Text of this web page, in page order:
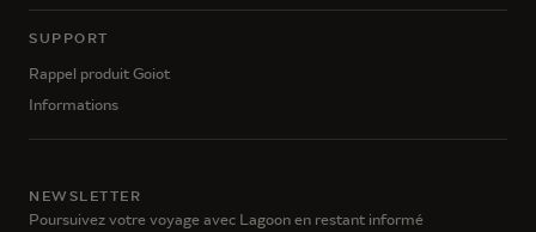
SUPPORT
Rappel produit Goiot
Informations
NEWSLETTER
Poursuivez votre voyage avec Lagoon en restant informé